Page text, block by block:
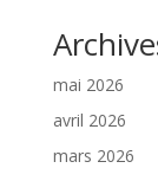
mai 2026
avril 2026
mars 2026